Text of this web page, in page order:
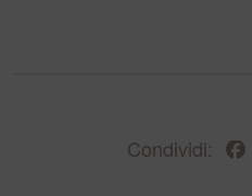
Condividi: